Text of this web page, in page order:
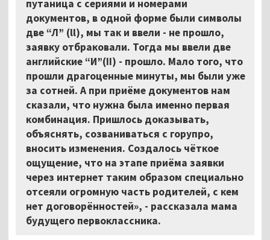
путаница с сериями и номерами
документов, в одной форме были символы
две “Л” (ll), мы так и ввели - не прошло,
заявку отбраковали. Тогда мы ввели две
английские “И”(II) - прошло. Мало того, что
прошли драгоценные минуты, мы были уже
за сотней. А при приёме документов нам
сказали, что нужна была именно первая
комбинация. Пришлось доказывать,
объяснять, созваниваться с горупро,
вносить изменения. Создалось чёткое
ощущение, что на этапе приёма заявки
через интернет таким образом специально
отсеяли огромную часть родителей, с кем
нет договорённостей», - рассказала мама
будущего первоклассника.